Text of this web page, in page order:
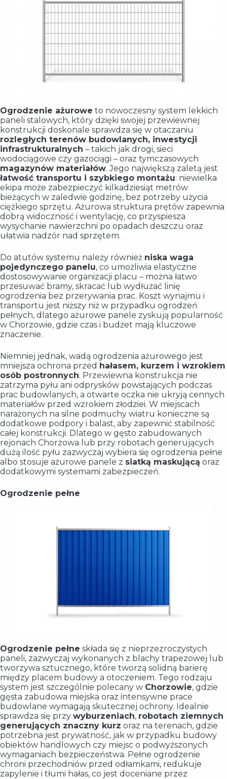
Ogrodzenie ażurowe to nowoczesny system lekkich
paneli stalowych, który dzięki swojej przewiewnej
konstrukcji doskonale sprawdza się w otaczaniu
rozległych terenów budowlanych, inwestycji
infrastrukturalnych – takich jak drogi, sieci
wodociągowe czy gazociągi – oraz tymczasowych
magazynów materiałów. Jego największą zaletą jest
łatwość transportu i szybkiego montażu: niewielka
ekipa może zabezpieczyć kilkadziesiąt metrów
bieżących w zaledwie godzinę, bez potrzeby użycia
ciężkiego sprzętu. Ażurowa struktura prętów zapewnia
dobrą widoczność i wentylację, co przyspiesza
wysychanie nawierzchni po opadach deszczu oraz
ułatwia nadzór nad sprzętem.
Do atutów systemu należy również niska waga
pojedynczego panelu, co umożliwia elastyczne
dostosowywanie organizacji placu – można łatwo
przesuwać bramy, skracać lub wydłużać linię
ogrodzenia bez przerywania prac. Koszt wynajmu i
transportu jest niższy niż w przypadku ogrodzeń
pełnych, dlatego ażurowe panele zyskują popularność
w Chorzowie, gdzie czas i budżet mają kluczowe
znaczenie.
Niemniej jednak, wadą ogrodzenia ażurowego jest
mniejsza ochrona przed hałasem, kurzem i wzrokiem
osób postronnych. Przewiewna konstrukcja nie
zatrzyma pyłu ani odprysków powstających podczas
prac budowlanych, a otwarte oczka nie ukryją cennych
materiałów przed wzrokiem złodziei. W miejscach
narażonych na silne podmuchy wiatru konieczne są
dodatkowe podpory i balast, aby zapewnić stabilność
całej konstrukcji. Dlatego w gęsto zabudowanych
rejonach Chorzowa lub przy robotach generujących
dużą ilość pyłu zazwyczaj wybiera się ogrodzenia pełne
albo stosuje ażurowe panele z siatką maskującą oraz
dodatkowymi systemami zabezpieczeń.
Ogrodzenie pełne
Ogrodzenie pełne składa się z nieprzezroczystych
paneli, zazwyczaj wykonanych z blachy trapezowej lub
tworzywa sztucznego, które tworzą solidną barierę
między placem budowy a otoczeniem. Tego rodzaju
system jest szczególnie polecany w Chorzowie, gdzie
gęsta zabudowa miejska oraz intensywne prace
budowlane wymagają skutecznej ochrony. Idealnie
sprawdza się przy wyburzeniach, robotach ziemnych
generujących znaczny kurz oraz na terenach, gdzie
potrzebna jest prywatność, jak w przypadku budowy
obiektów handlowych czy miejsc o podwyższonych
wymaganiach bezpieczeństwa. Pełne ogrodzenie
chroni przechodniów przed odłamkami, redukuje
zapylenie i tłumi hałas, co jest doceniane przez